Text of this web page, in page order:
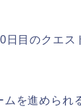
日目のクエ
を進められ